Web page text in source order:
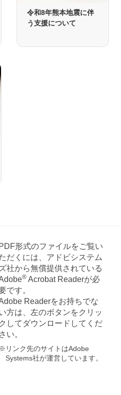
令和8年熊本地震に伴
う支援について
PDF形式のファイルをご覧い
だくには、アドビシステム
ズ社から無償提供されている
®Acrobat Readerが必
です。
Readerをお持ちでな
方は、左のボタンをクリッ
クしてダウンロードしてくだ
さい。
※リンク先のサイトはAdobe
Systems社が運営しています。